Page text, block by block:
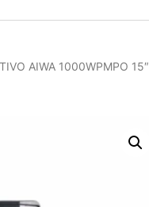
AIWA 1000WPMPO 15″